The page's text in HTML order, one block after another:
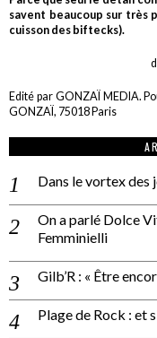
savent beaucoup sur très
cuisson des biftecks).
Edité par GONZAÏ MEDIA.
GONZAÏ, 75018 Paris
Dans le vortex des
On a parlé Dolce
Femminielli
Gilb’R : « Être
Plage de Rock : et